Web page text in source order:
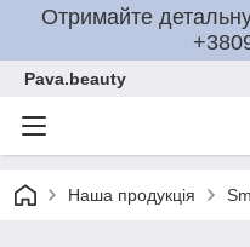
Отримайте
Pava.beauty
Наша продукція